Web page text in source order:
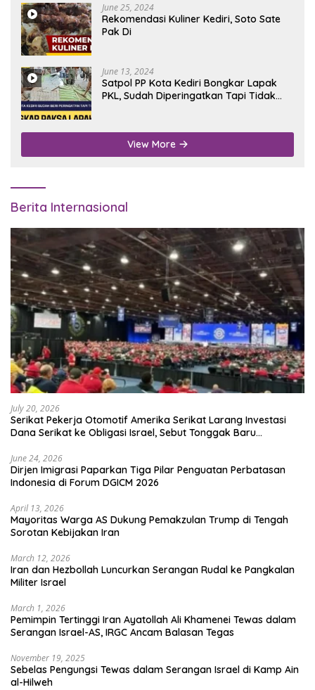
June 25, 2024
Rekomendasi Kuliner Kediri, Soto Sate
Pak Di
June 13, 2024
Satpol PP Kota Kediri Bongkar Lapak
PKL, Sudah Diperingatkan Tapi Tidak
View More
Berita Internasional
July 20, 2026
Serikat Pekerja Otomotif Amerika Serikat Larang Investasi
Dana Serikat ke Obligasi Israel, Sebut Tonggak Baru
June 24, 2026
Dirjen Imigrasi Paparkan Tiga Pilar Penguatan Perbatasan
Indonesia di Forum DGICM 2026
April 13, 2026
Mayoritas Warga AS Dukung Pemakzulan Trump di Tengah
Sorotan Kebijakan Iran
March 12, 2026
Iran dan Hezbollah Luncurkan Serangan Rudal ke Pangkalan
Militer Israel
March 1, 2026
Pemimpin Tertinggi Iran Ayatollah Ali Khamenei Tewas dalam
Serangan Israel-AS, IRGC Ancam Balasan Tegas
November 19, 2025
Sebelas Pengungsi Tewas dalam Serangan Israel di Kamp Ain
al-Hilweh